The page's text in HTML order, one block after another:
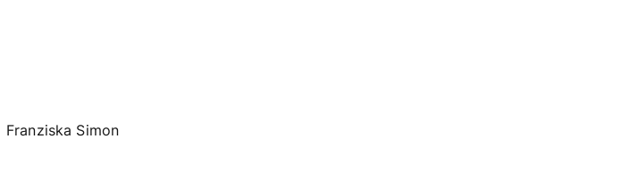
Franziska Simon